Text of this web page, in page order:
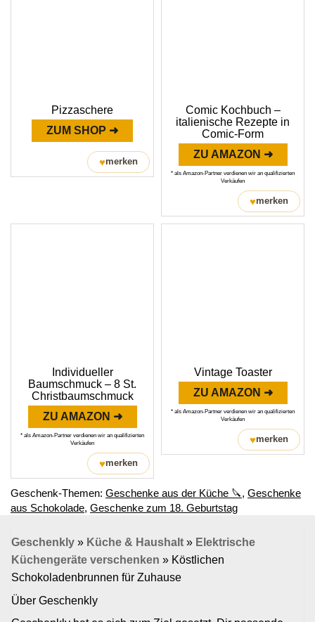
Pizzaschere
ZUM SHOP ➜
♥merken
Comic Kochbuch –
italienische Rezepte in
Comic-Form
ZU AMAZON ➜
* als Amazon-Partner verdienen wir an qualifizierten
Verkäufen
♥merken
Individueller
Baumschmuck – 8 St.
Christbaumschmuck
ZU AMAZON ➜
* als Amazon-Partner verdienen wir an qualifizierten
Verkäufen
♥merken
Vintage Toaster
ZU AMAZON ➜
* als Amazon-Partner verdienen wir an qualifizierten
Verkäufen
♥merken
Geschenk-Themen: Geschenke aus der Küche 🔪, Geschenke
aus Schokolade, Geschenke zum 18. Geburtstag
Geschenkly » Küche & Haushalt » Elektrische
Küchengeräte verschenken » Köstlichen
Schokoladenbrunnen für Zuhause
Über Geschenkly